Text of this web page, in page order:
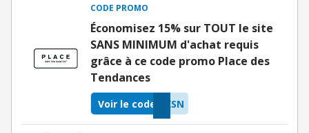
CODE PROMO
Économisez 15% sur TOUT le site
SANS MINIMUM d'achat requis
grâce à ce code promo Place des
Tendances
XSN
Voir le code